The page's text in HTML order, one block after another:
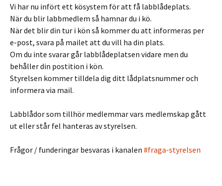
Vi har nu infört ett kösystem för att få labblådeplats.
När du blir labbmedlem så hamnar du i kö.
När det blir din tur i kön så kommer du att informeras per
e-post, svara på mailet att du vill ha din plats.
Om du inte svarar går labblådeplatsen vidare men du
behåller din postition i kön.
Styrelsen kommer tilldela dig ditt lådplatsnummer och
informera via mail.
Labblådor som tillhör medlemmar vars medlemskap gått
ut eller står fel hanteras av styrelsen.
Frågor / funderingar besvaras i kanalen #fraga-styrelsen